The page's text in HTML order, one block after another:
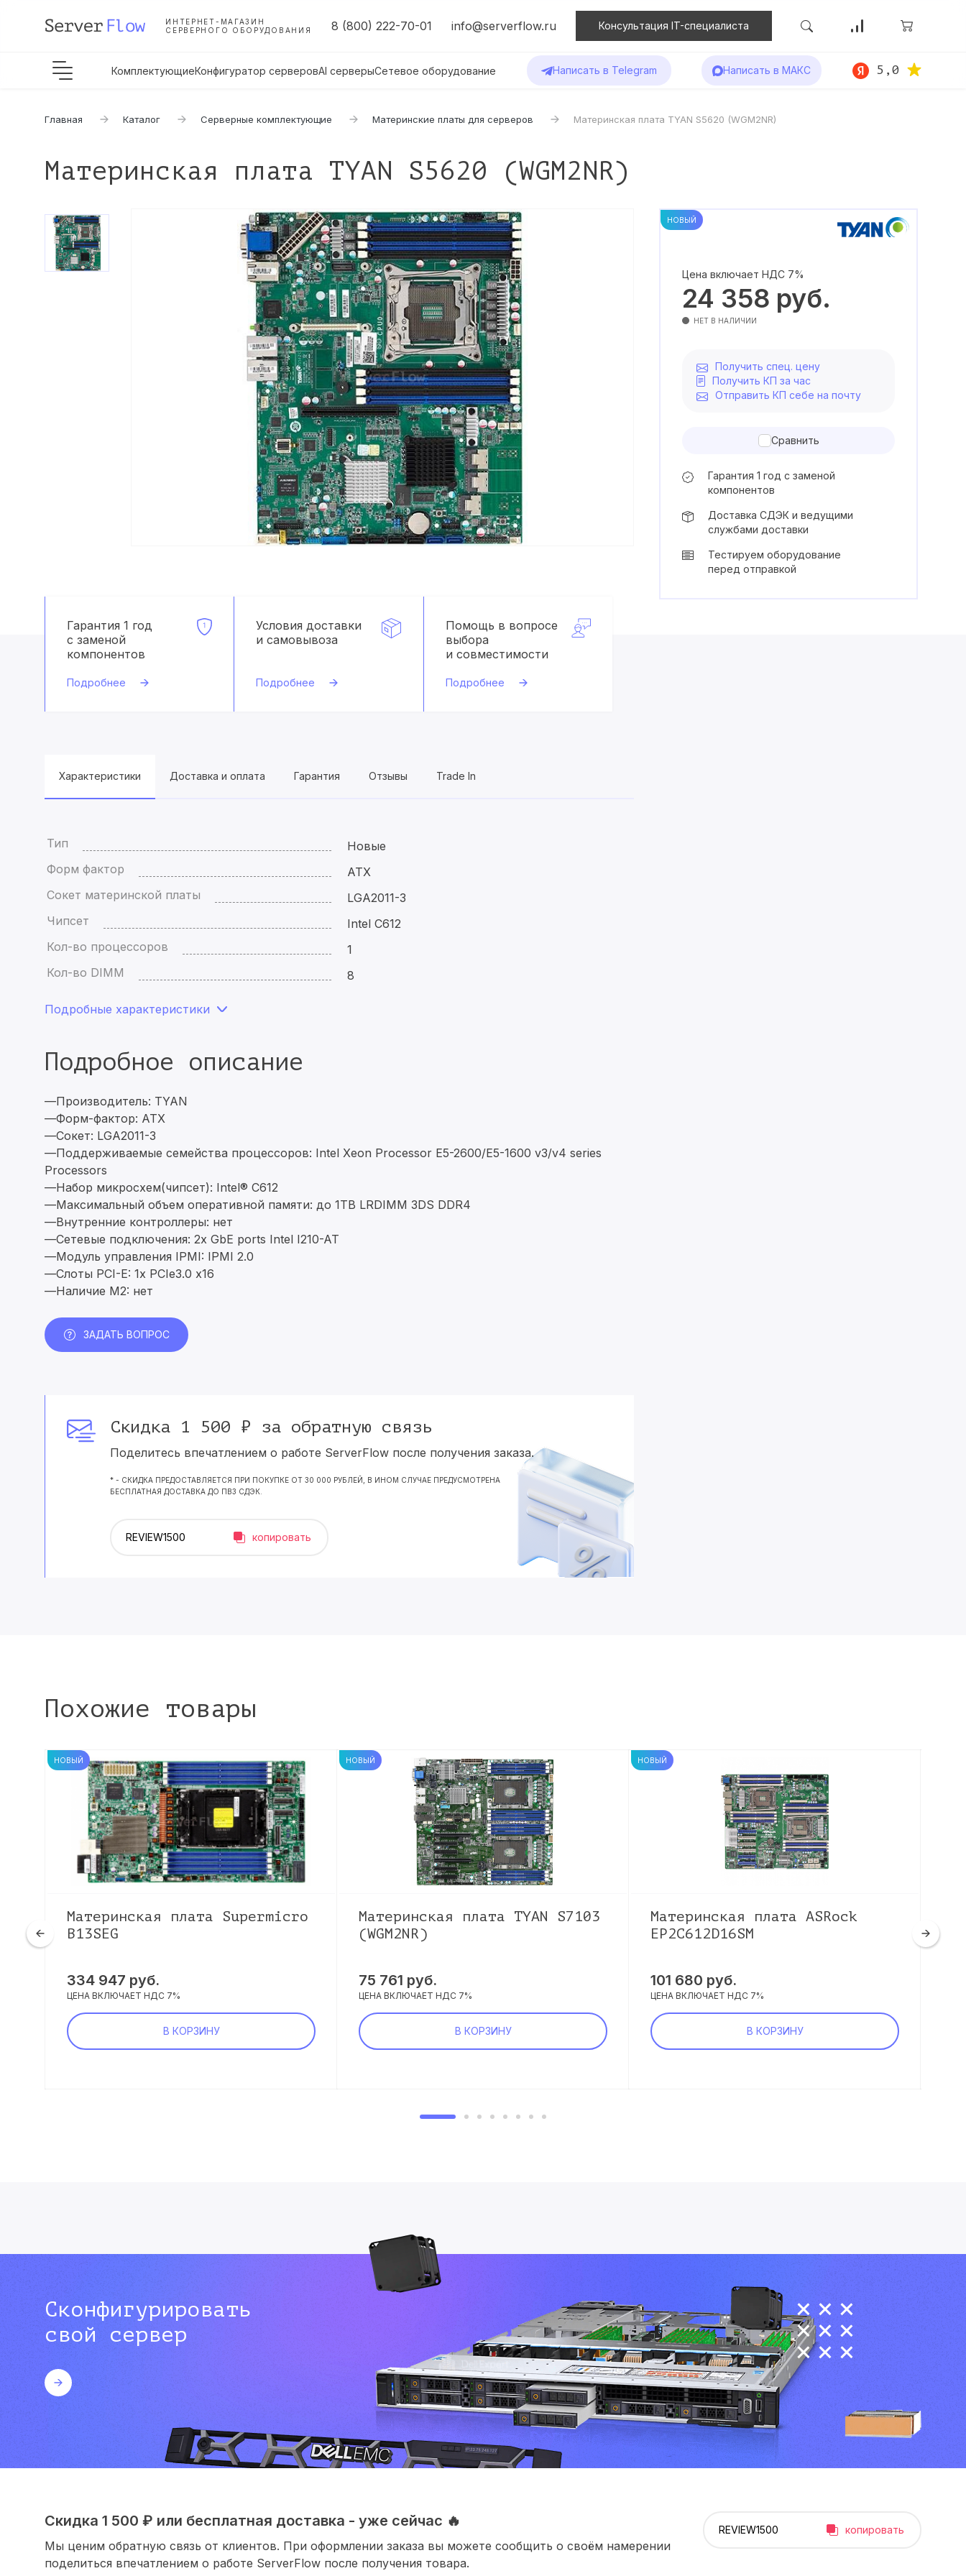
ИНТЕРНЕТ-МАГАЗИН
СЕРВЕРНОГО ОБОРУДОВАНИЯ
8 (800) 222-70-01 info@serverflow.ru Консультация IT-специалиста
КомплектующиеКонфигуратор серверовAI серверыСетевое оборудование Написать в Telegram Написать в МАКС 5,0
Главная Каталог Серверные комплектующие Материнские платы для серверов Материнская плата TYAN S5620 (WGM2NR)
Материнская плата TYAN S5620 (WGM2NR)
Гарантия 1 год
с заменой
компонентов
Подробнее
Условия доставки
и самовывоза
Подробнее
Помощь в вопросе
выбора
и совместимости
Подробнее
Характеристики Доставка и оплата Гарантия Отзывы Trade In
Тип
Новые
Форм фактор
ATX
Сокет материнской платы
LGA2011-3
Чипсет
Intel C612
Кол-во процессоров
1
Кол-во DIMM
8
Подробные характеристики
Подробное описание
—Производитель: TYAN
—Форм-фактор: ATX
—Сокет: LGA2011-3
—Поддерживаемые семейства процессоров: Intel Xeon Processor E5-2600/E5-1600 v3/v4 series
Processors
—Набор микросхем(чипсет): Intel® C612
—Максимальный объем оперативной памяти: до 1TB LRDIMM 3DS DDR4
—Внутренние контроллеры: нет
—Сетевые подключения: 2x GbE ports Intel I210-AT
—Модуль управления IPMI: IPMI 2.0
—Слоты PCI-E: 1x PCIe3.0 x16
—Наличие M2: нет
ЗАДАТЬ ВОПРОС
Скидка 1 500 ₽ за обратную связь
Поделитесь впечатлением о работе ServerFlow после получения заказа.
* - СКИДКА ПРЕДОСТАВЛЯЕТСЯ ПРИ ПОКУПКЕ ОТ 30 000 РУБЛЕЙ, В ИНОМ СЛУЧАЕ ПРЕДУСМОТРЕНА
БЕСПЛАТНАЯ ДОСТАВКА ДО ПВЗ СДЭК.
копировать
НОВЫЙ
Цена включает НДС 7%
24 358 руб.
НЕТ В НАЛИЧИИ
Получить спец. цену
Получить КП за час
Отправить КП себе на почту
Сравнить
Гарантия 1 год с заменой
компонентов
Доставка СДЭК и ведущими
службами доставки
Тестируем оборудование
перед отправкой
Похожие товары
НОВЫЙ
Материнская плата Supermicro
B13SEG
334 947 руб.
ЦЕНА ВКЛЮЧАЕТ НДС 7%
В КОРЗИНУ
НОВЫЙ
Материнская плата TYAN S7103
(WGM2NR)
75 761 руб.
ЦЕНА ВКЛЮЧАЕТ НДС 7%
В КОРЗИНУ
НОВЫЙ
Материнская плата ASRock
EP2C612D16SM
101 680 руб.
ЦЕНА ВКЛЮЧАЕТ НДС 7%
В КОРЗИНУ
Сконфигурировать
свой сервер
Скидка 1 500 ₽ или бесплатная доставка - уже сейчас 🔥
Мы ценим обратную связь от клиентов. При оформлении заказа вы можете сообщить о своём намерении
поделиться впечатлением о работе ServerFlow после получения товара.
копировать